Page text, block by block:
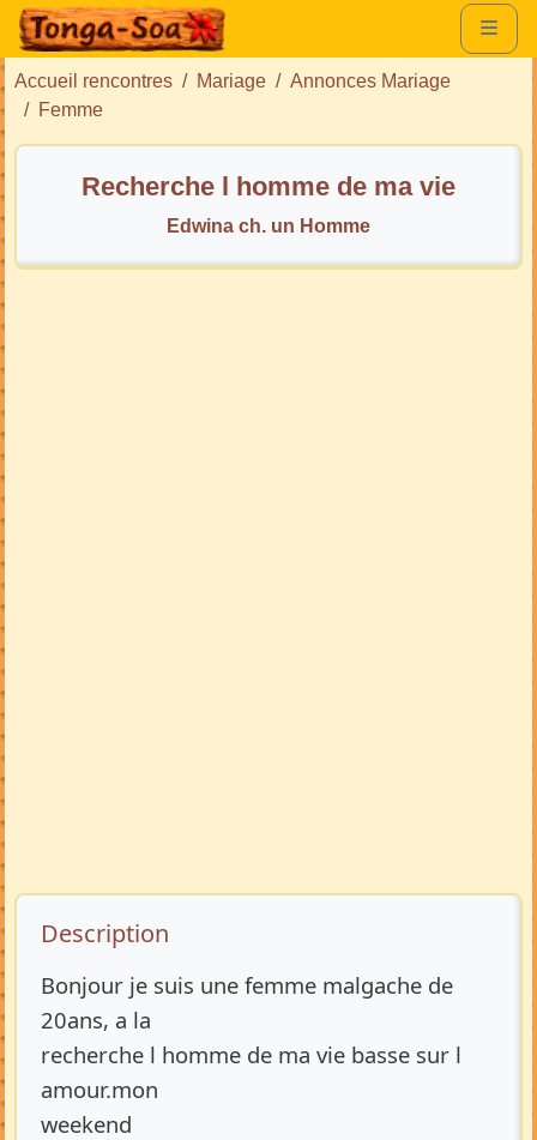
Accueil rencontres Mariage
Annonces Mariage
Femme
Recherche l homme de ma vie
Edwina ch. un Homme
Description de l’annonce
Description
Bonjour je suis une femme malgache de
20ans, a la
recherche l homme de ma vie basse sur l
amour.mon
weekend